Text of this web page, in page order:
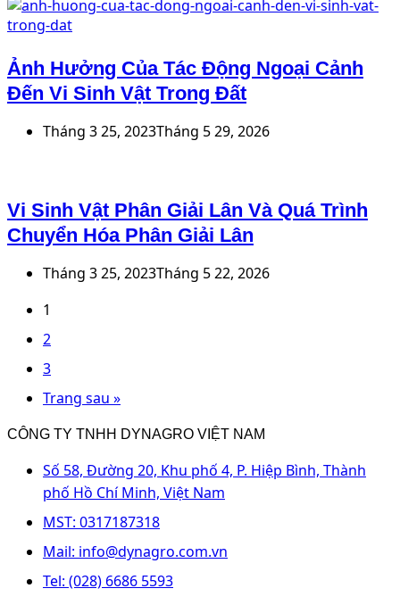
Ảnh Hưởng Của Tác Động Ngoại Cảnh
Đến Vi Sinh Vật Trong Đất
Tháng 3 25, 2023Tháng 5 29, 2026
Vi Sinh Vật Phân Giải Lân Và Quá Trình
Chuyển Hóa Phân Giải Lân
Tháng 3 25, 2023Tháng 5 22, 2026
1
2
3
Trang sau »
CÔNG TY TNHH DYNAGRO VIỆT NAM
Số 58, Đường 20, Khu phố 4, P. Hiệp Bình, Thành
phố Hồ Chí Minh, Việt Nam
MST: 0317187318
Mail: info@dynagro.com.vn
Tel: (028) 6686 5593